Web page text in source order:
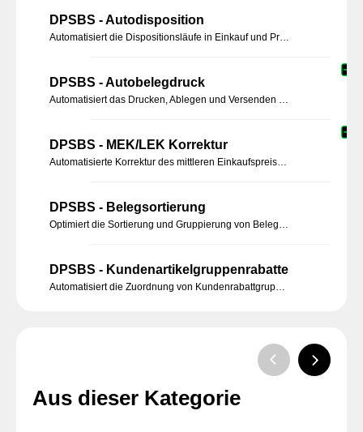
DPSBS - Autodisposition
Automatisiert die Dispositionsläufe in Einkauf und Produktion. Dispositionsstapel werden serverseitig erstellt, parametrisierbar nach Zeitintervall und Dispositionsgruppen – mehr Effizienz und Transparenz.
DPSBS - Autobelegdruck
Automatisiert das Drucken, Ablegen und Versenden von Einkaufs-, Verkaufs- und Mahnbelegen in Sage 100. Flexible Konfigurationen und zeitgesteuerte Prozesse sparen Zeit und optimieren Arbeitsabläufe.
DPSBS - MEK/LEK Korrektur
Automatisierte Korrektur des mittleren Einkaufspreises (MEK) für mehrere Artikel in Sage 100. Lagerbestände werden systematisch aus- und wieder eingebucht, um Berechnungsfehler zu vermeiden.
DPSBS - Belegsortierung
Optimiert die Sortierung und Gruppierung von Belegpositionen in Sage 100 nach Artikelnummer oder Artikelgruppen für eine bessere Übersichtlichkeit.
DPSBS - Kundenartikelgruppenrabatte
Automatisiert die Zuordnung von Kundenrabattgruppen zu Artikelgruppen in Sage 100, um individuelle Rabatte effizient zu verwalten.
Aus dieser Kategorie